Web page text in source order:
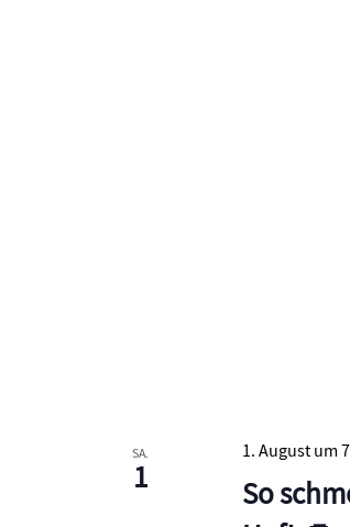
SA.
1
So
1. August um